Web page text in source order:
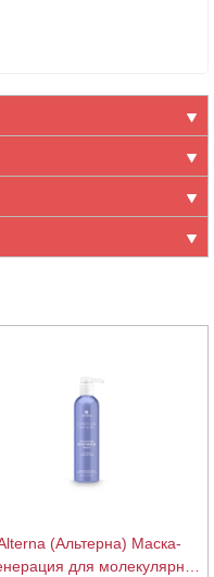
(Альтерна) Маска-
для молекулярного